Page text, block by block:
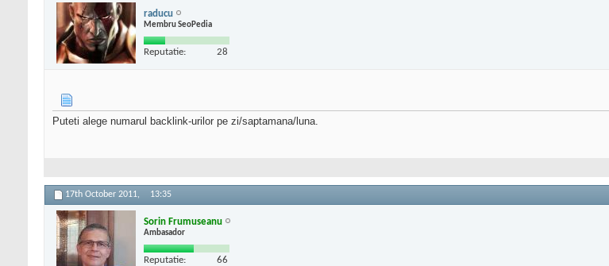
raducu
Membru SeoPedia
Reputatie: 28
Puteti alege numarul backlink-urilor pe zi/saptamana/luna.
17th October 2011, 13:35
Sorin Frumuseanu
Ambasador
Reputatie: 66